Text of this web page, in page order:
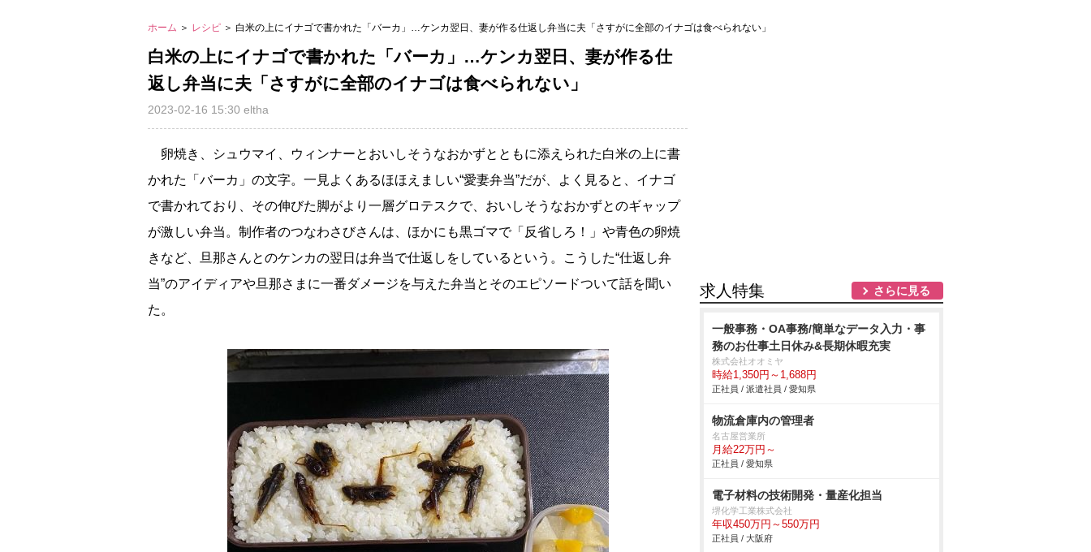
ホーム ＞ レシピ ＞ 白米の上にイナゴで書かれた「バーカ」…ケンカ翌日、妻が作る仕返し弁当に夫「さすがに全部のイナゴは食べられない」
白米の上にイナゴで書かれた「バーカ」…ケンカ翌日、妻が作る仕
返し弁当に夫「さすがに全部のイナゴは食べられない」
2023-02-16 15:30 eltha
卵焼き、シュウマイ、ウィンナーとおいしそうなおかずとともに添えられた白米の上に書
かれた「バーカ」の文字。一見よくあるほほえましい“愛妻弁当”だが、よく見ると、イナゴ
で書かれており、その伸びた脚がより一層グロテスクで、おいしそうなおかずとのギャップ
が激しい弁当。制作者のつなわさびさんは、ほかにも黒ゴマで「反省しろ！」や青色の卵焼
きなど、旦那さんとのケンカの翌日は弁当で仕返しをしているという。こうした“仕返し弁
当”のアイディアや旦那さまに一番ダメージを与えた弁当とそのエピソードついて話を聞い
た。
求人特集 さらに見る
一般事務・OA事務/簡単なデータ入力・事
務のお仕事土日休み&長期休暇充実
株式会社オオミヤ
時給1,350円～1,688円
正社員 / 派遣社員 / 愛知県
物流倉庫内の管理者
名古屋営業所
月給22万円～
正社員 / 愛知県
電子材料の技術開発・量産化担当
堺化学工業株式会社
年収450万円～550万円
正社員 / 大阪府